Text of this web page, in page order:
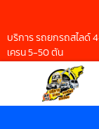
บริการ รถยกรถสไลด์
เครน 5-50 ตัน